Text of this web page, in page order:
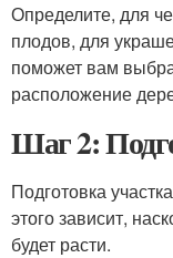
Определите, для
плодов, для
поможет вам
расположение
Шаг 2:
Подготовка
этого зависит,
будет расти.